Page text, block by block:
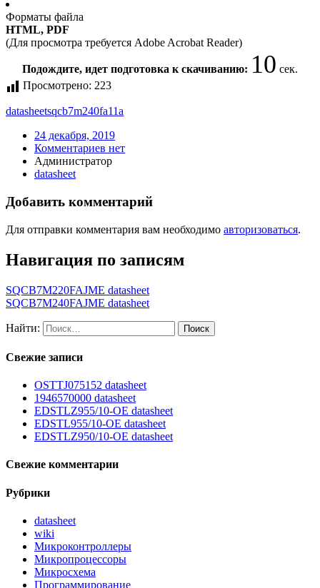
Форматы файла
HTML, PDF
(Для просмотра требуется Adobe Acrobat Reader)
Подождите, идет подготовка к скачиванию: 10 сек.
Просмотрено: 223
datasheetsqcb7m240fa11a
24 декабря, 2019
Комментариев нет
Администратор
datasheet
Добавить комментарий
Для отправки комментария вам необходимо авторизоваться.
Навигация по записям
SQCB7M220FAJME datasheet
SQCB7M240FAJME datasheet
Найти:
Свежие записи
OSTTJ075152 datasheet
1946570000 datasheet
EDSTLZ955/10-OE datasheet
EDSTL955/10-OE datasheet
EDSTLZ950/10-OE datasheet
Свежие комментарии
Рубрики
datasheet
wiki
Микроконтроллеры
Микропроцессоры
Микросхема
Программирование